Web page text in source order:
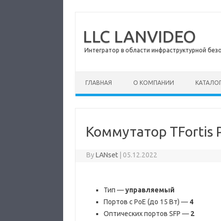
LLC LANVIDEO
Интегратор в области инфраструктурной
ГЛАВНАЯ О КОМПАНИИ
Коммутатор TFortis
ByLANset 05.12.2022
Тип —управляемый
Портов с PoE (до 15 Вт) — 4
Оптических портов SFP — 2